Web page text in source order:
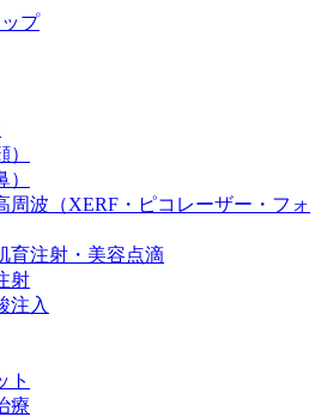
周波（XERF・ピコレーザー・フォ
育注射・美容点滴
射
注入
ト
療